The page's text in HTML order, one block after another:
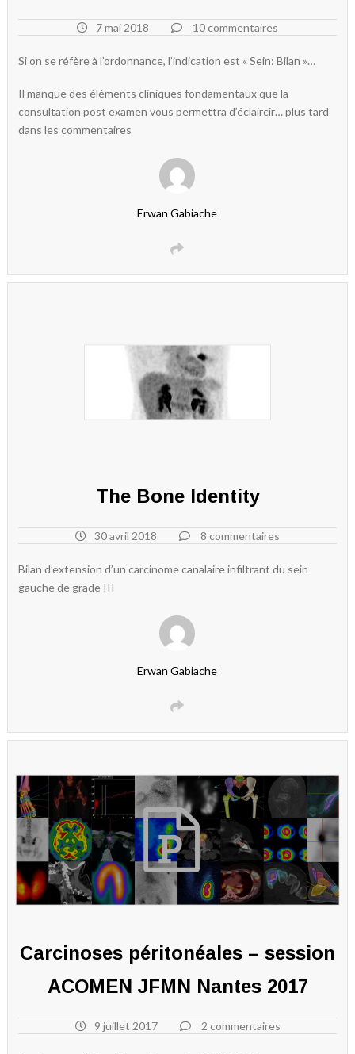
7 mai 2018 10 commentaires
Si on se réfère à l’ordonnance, l’indication est « Sein: Bilan »…
Il manque des éléments cliniques fondamentaux que la
consultation post examen vous permettra d’éclaircir… plus tard
dans les commentaires
Erwan Gabiache
The Bone Identity
30 avril 2018 8 commentaires
Bilan d’extension d’un carcinome canalaire infiltrant du sein
gauche de grade III
Erwan Gabiache
Carcinoses péritonéales – session
ACOMEN JFMN Nantes 2017
9 juillet 2017 2 commentaires